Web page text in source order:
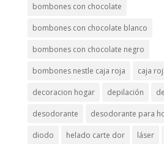
bombones con chocolate
bombones con chocolate blanco
bombones con chocolate negro
bombones nestle caja roja caja
decoracion hogar depilación
desodorante desodorante para
diodo helado carte dor láser